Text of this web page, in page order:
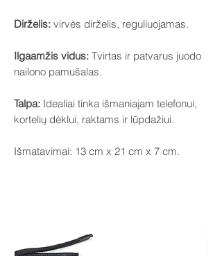
Dirželis: virvės dirželis, reguliuojamas.
Ilgaamžis vidus: Tvirtas ir patvarus juodo
nailono pamušalas.
Talpa: Idealiai tinka išmaniajam telefonui,
kortelių dėklui, raktams ir lūpdažiui.
Išmatavimai: 13 cm x 21 cm x 7 cm.